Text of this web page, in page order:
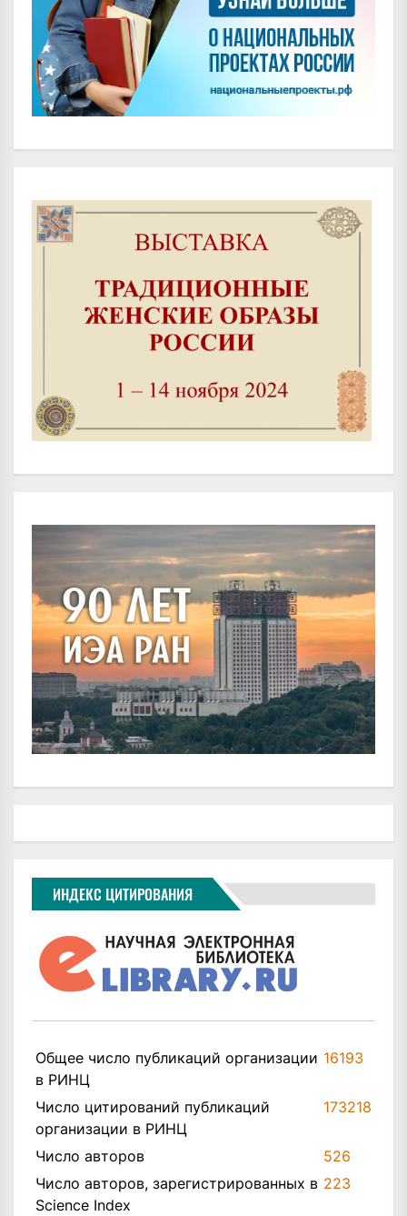
ИНДЕКС ЦИТИРОВАНИЯ
Общее число публикаций организации
в РИНЦ
16193
Число цитирований публикаций
организации в РИНЦ
173218
Число авторов
526
Число авторов, зарегистрированных в
Science Index
223